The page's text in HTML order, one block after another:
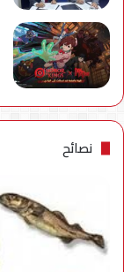
نصائح